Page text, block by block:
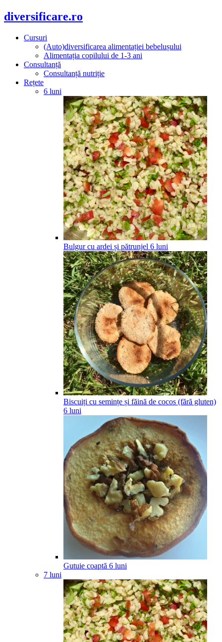
diversificare.ro
Cursuri
(Auto)diversificarea alimentației bebelușului
Alimentația copilului de 1-3 ani
Consultanță
Consultanță nutriție
Rețete
6 luni
Bulgur cu ardei și pătrunjel 6 luni
Biscuiți cu semințe și făină de cocos (fără gluten)
6 luni
Gutuie coaptă 6 luni
7 luni